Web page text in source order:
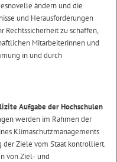
ändern und die
und Herausforderungen
Rechtssicherheit zu schaffen,
Mitarbeiterinnen und
in und durch
Aufgabe der Hochschulen
werden im Rahmen der
Klimaschutzmanagements
Ziele vom Staat kontrolliert.
von Ziel- und